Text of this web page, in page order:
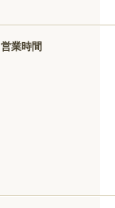
営業時間